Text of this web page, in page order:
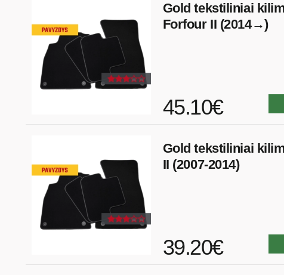
Gold tekstiliniai
Forfour II (2014→)
45.10€
Gold tekstiliniai
II (2007-2014)
39.20€